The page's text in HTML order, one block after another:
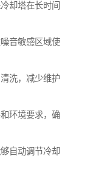
却塔在长时间
音敏感区域使
洗，减少维护
环境要求，确
自动调节冷却